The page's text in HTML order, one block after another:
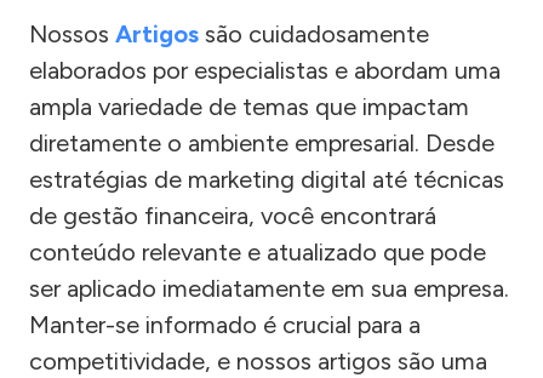
Nossos Artigos são cuidadosamente
elaborados por especialistas e abordam uma
ampla variedade de temas que impactam
diretamente o ambiente empresarial. Desde
estratégias de marketing digital até técnicas
de gestão financeira, você encontrará
conteúdo relevante e atualizado que pode
ser aplicado imediatamente em sua empresa.
Manter-se informado é crucial para a
competitividade, e nossos artigos são uma